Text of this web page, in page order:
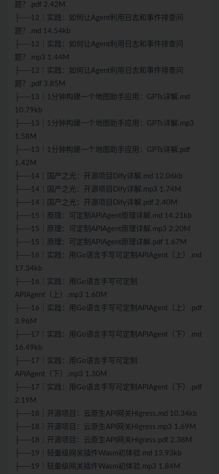
题？.pdf 2.42M
├──12｜实践：如何让Agent利用日志和事件排查问
题？.md 14.54kb
├──12｜实践：如何让Agent利用日志和事件排查问
题？.mp3 1.44M
├──12｜实践：如何让Agent利用日志和事件排查问
题？.pdf 3.85M
├──13｜1分钟构建一个地图助手应用：GPTs详解.md
10.79kb
├──13｜1分钟构建一个地图助手应用：GPTs详解.mp3
1.58M
├──13｜1分钟构建一个地图助手应用：GPTs详解.pdf
1.42M
├──14｜国产之光：开源项目Dify详解.md 12.06kb
├──14｜国产之光：开源项目Dify详解.mp3 1.74M
├──14｜国产之光：开源项目Dify详解.pdf 2.40M
├──15｜原理：可定制APIAgent原理详解.md 14.21kb
├──15｜原理：可定制APIAgent原理详解.mp3 2.20M
├──15｜原理：可定制APIAgent原理详解.pdf 1.67M
├──16｜实践：用Go语言手写可定制APIAgent（上）.md
17.34kb
├──16｜实践：用Go语言手写可定制
APIAgent（上）.mp3 1.60M
├──16｜实践：用Go语言手写可定制APIAgent（上）.pdf
3.96M
├──17｜实践：用Go语言手写可定制APIAgent（下）.md
16.49kb
├──17｜实践：用Go语言手写可定制
APIAgent（下）.mp3 1.30M
├──17｜实践：用Go语言手写可定制APIAgent（下）.pdf
2.19M
├──18｜开源项目：云原生API网关Higress.md 10.34kb
├──18｜开源项目：云原生API网关Higress.mp3 1.69M
├──18｜开源项目：云原生API网关Higress.pdf 2.38M
├──19｜轻量级网关插件Wasm初体验.md 13.93kb
├──19｜轻量级网关插件Wasm初体验.mp3 1.84M